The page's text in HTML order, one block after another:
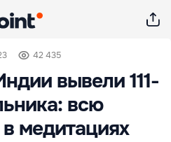
42 435
вывели 111-
всю
медитациях